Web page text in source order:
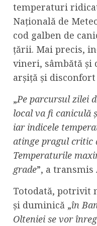
temperaturi
Națională de
cod galben de
țării. Mai precis,
vineri, sâmbătă și
arșiță și
„Pe parcursul zilei
local va fi caniculă
iar indicele
atinge pragul critic
Temperaturile
grade”, a transmis
Totodată, potrivit
și duminică „în
Olteniei se vor